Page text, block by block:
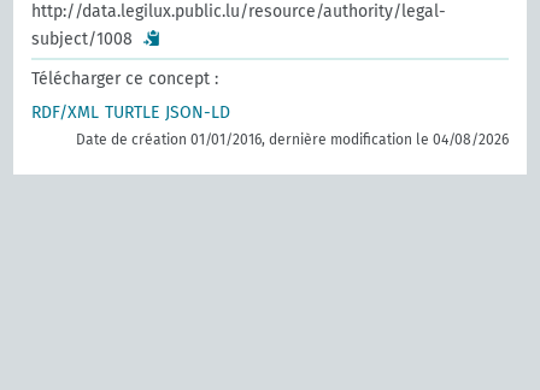
http://data.legilux.public.lu/resource/authority/legal-
subject/1008
Télécharger ce concept :
RDF/XML TURTLE JSON-LD
Date de création 01/01/2016, dernière modification le 04/08/2026